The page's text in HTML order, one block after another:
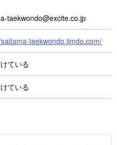
taekwondo@excite.co.jp
taekwondo.jimdo.com/
ている
ている